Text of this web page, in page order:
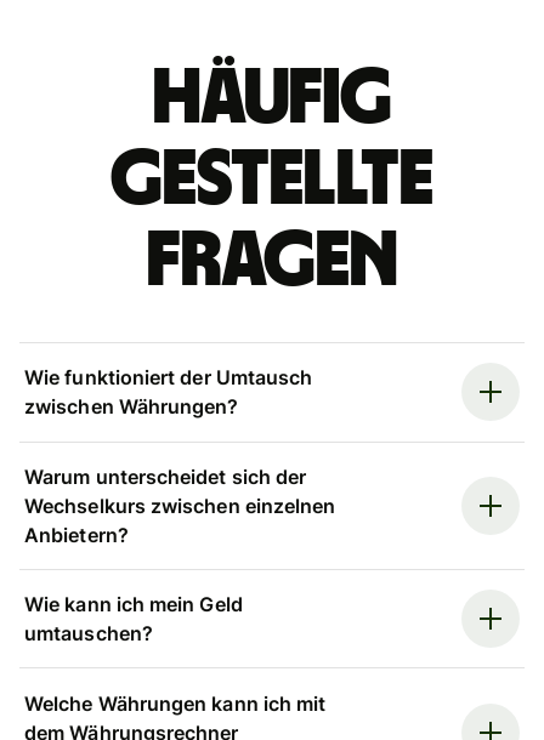
Häufig
gestellte
Fragen
Wie funktioniert der Umtausch
zwischen Währungen?
Warum unterscheidet sich der
Wechselkurs zwischen einzelnen
Anbietern?
Wie kann ich mein Geld
umtauschen?
Welche Währungen kann ich mit
dem Währungsrechner